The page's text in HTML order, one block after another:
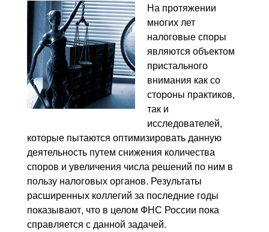
На протяжении
многих лет
налоговые споры
являются объектом
пристального
внимания как со
стороны практиков,
так и
исследователей,
которые пытаются оптимизировать данную
деятельность путем снижения количества
споров и увеличения числа решений по ним в
пользу налоговых органов. Результаты
расширенных коллегий за последние годы
показывают, что в целом ФНС России пока
справляется с данной задачей.